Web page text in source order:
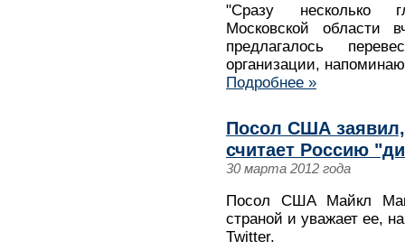
"Сразу несколько
Московской области
предлагалось
организации,
Подробнее »
Посол США заявил,
считает Россию
30 марта 2012 года
Посол США Майкл
страной и уважает ее,
Twitter.